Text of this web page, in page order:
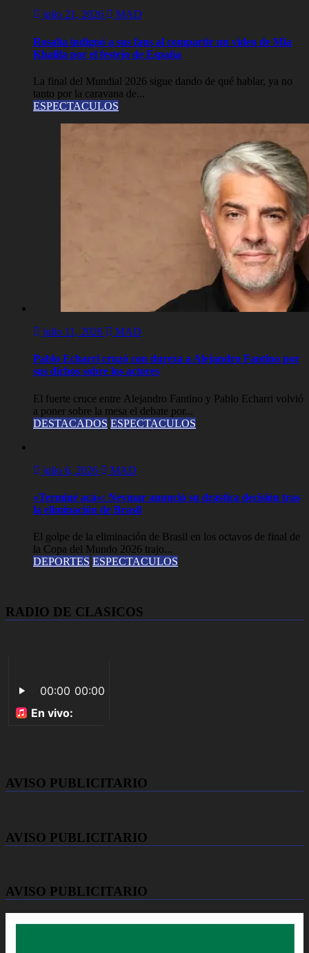
julio 21, 2026 MAD
Rosalía indignó a sus fans al compartir un video de Mia
Khalifa por el festejo de España
La final del Mundial 2026 sigue dando de qué hablar, ya no
tanto por la caravana de...
ESPECTACULOS
julio 11, 2026 MAD
Pablo Echarri cruzó con dureza a Alejandro Fantino por
sus dichos sobre los actores
El fuerte cruce entre Alejandro Fantino y Pablo Echarri volvió
a poner sobre la mesa el debate por...
DESTACADOS ESPECTACULOS
julio 6, 2026 MAD
«Terminé acá»: Neymar anunció su drástica decisión tras
la eliminación de Brasil
El golpe de la eliminación de Brasil en los octavos de final de
la Copa del Mundo 2026 trajo...
DEPORTES ESPECTACULOS
RADIO DE CLASICOS
AVISO PUBLICITARIO
AVISO PUBLICITARIO
AVISO PUBLICITARIO